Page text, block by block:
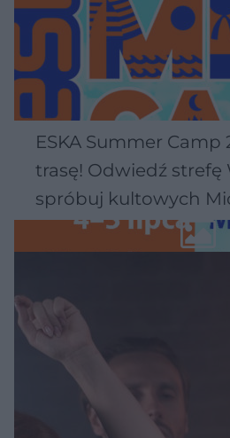
ESKA Summer Camp
trasę! Odwiedź strefę
spróbuj kultowych
Wawelu